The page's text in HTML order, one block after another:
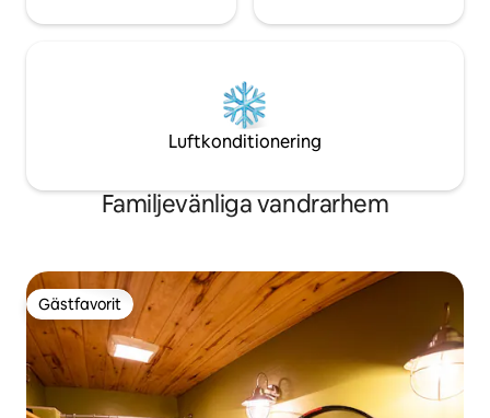
Luftkonditionering
Familjevänliga vandrarhem
Gästfavorit
Gästfavorit